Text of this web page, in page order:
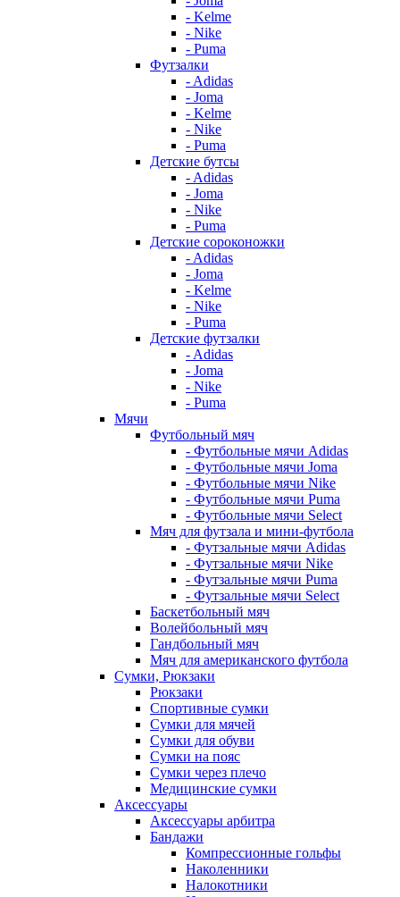
- Kelme
- Nike
- Puma
Футзалки
- Adidas
- Joma
- Kelme
- Nike
- Puma
Детские бутсы
- Adidas
- Joma
- Nike
- Puma
Детские сороконожки
- Adidas
- Joma
- Kelme
- Nike
- Puma
Детские футзалки
- Adidas
- Joma
- Nike
- Puma
Мячи
Футбольный мяч
- Футбольные мячи Adidas
- Футбольные мячи Joma
- Футбольные мячи Nike
- Футбольные мячи Puma
- Футбольные мячи Select
Мяч для футзала и мини-футбола
- Футзальные мячи Adidas
- Футзальные мячи Nike
- Футзальные мячи Puma
- Футзальные мячи Select
Баскетбольный мяч
Волейбольный мяч
Гандбольный мяч
Мяч для американского футбола
Сумки, Рюкзаки
Рюкзаки
Спортивные сумки
Сумки для мячей
Сумки для обуви
Сумки на пояс
Сумки через плечо
Медицинские сумки
Аксессуары
Аксессуары арбитра
Бандажи
Компрессионные гольфы
Наколенники
Налокотники